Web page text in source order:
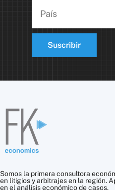
Suscribir
Somos la primera consultora
en litigios y arbitrajes en la región.
en el análisis económico de casos.